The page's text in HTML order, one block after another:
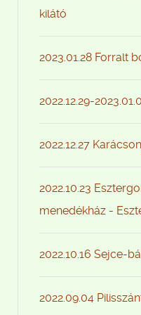
kilátó
2023.01.28 Forralt
2022.12.29-
2022.12.27
2022.10.23
menedékház -
2022.10.16 Sejce-
2022.09.04